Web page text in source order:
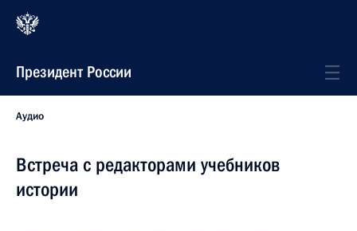
Президент России
Аудио
Встреча с редакторами учебников
истории